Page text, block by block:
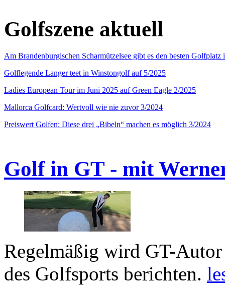
Golfszene aktuell
Am Brandenburgischen Scharmützelsee gibt es den besten
Golflegende Langer teet in Winstongolf auf 5/2025
Ladies European Tour im Juni 2025 auf Green Eagle 2/2025
Mallorca Golfcard: Wertvoll wie nie zuvor 3/2024
Preiswert Golfen: Diese drei „Bibeln“ machen es möglich 3/2024
Golf in GT - mit
Regelmäßig wird GT-
des Golfsports berichten.